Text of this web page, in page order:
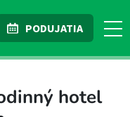
PODUJATIA
hotel